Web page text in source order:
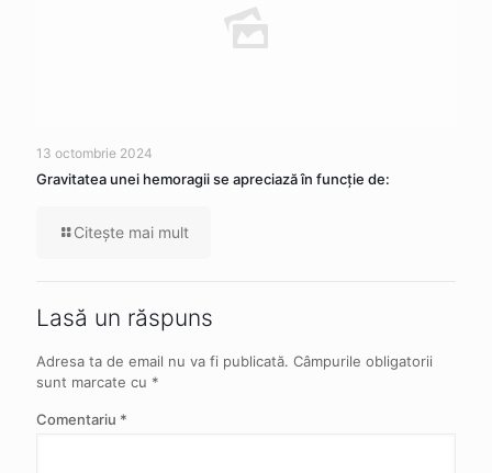
13 octombrie 2024
Gravitatea unei hemoragii se apreciază în funcție de:
Citeşte mai mult
Lasă un răspuns
Adresa ta de email nu va fi publicată. Câmpurile obligatorii
sunt marcate cu *
Comentariu *